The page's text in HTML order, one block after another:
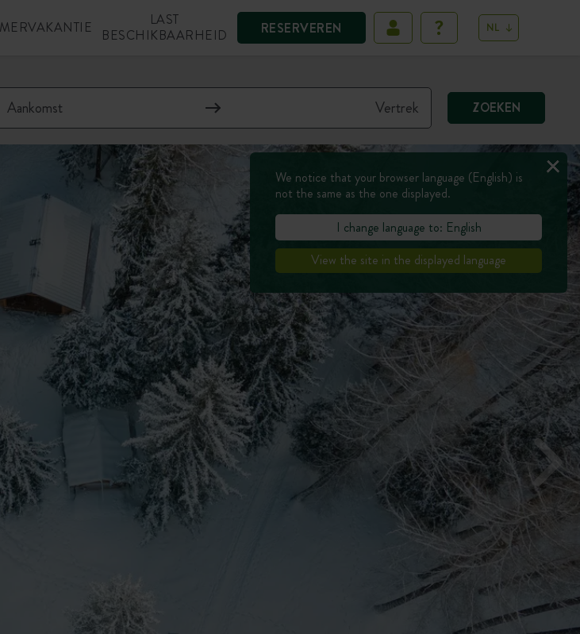
RESERVEREN
LAST
BESCHIKBAARHEID
NL
ZOEKEN
We notice that your browser language (English) is
not the same as the one displayed.
I change language to: English
View the site in the displayed language